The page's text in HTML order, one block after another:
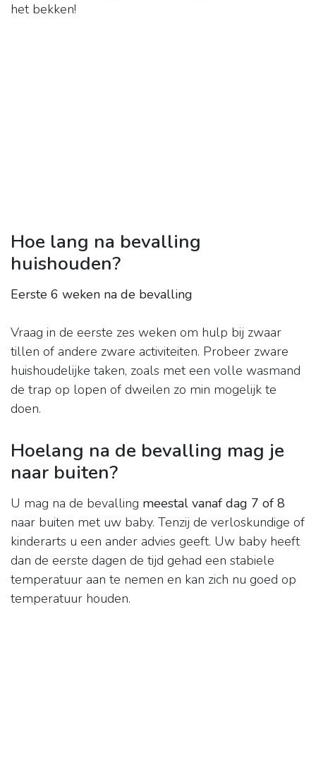
het bekken!
Hoe lang na bevalling
huishouden?
Eerste 6 weken na de bevalling
Vraag in de eerste zes weken om hulp bij zwaar
tillen of andere zware activiteiten. Probeer zware
huishoudelijke taken, zoals met een volle wasmand
de trap op lopen of dweilen zo min mogelijk te
doen.
Hoelang na de bevalling mag je
naar buiten?
U mag na de bevalling meestal vanaf dag 7 of 8
naar buiten met uw baby. Tenzij de verloskundige of
kinderarts u een ander advies geeft. Uw baby heeft
dan de eerste dagen de tijd gehad een stabiele
temperatuur aan te nemen en kan zich nu goed op
temperatuur houden.